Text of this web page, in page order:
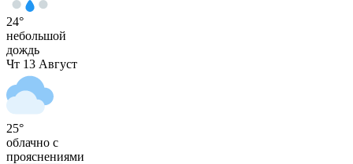
24°
небольшой
дождь
Чт 13 Август
25°
облачно с
прояснениями